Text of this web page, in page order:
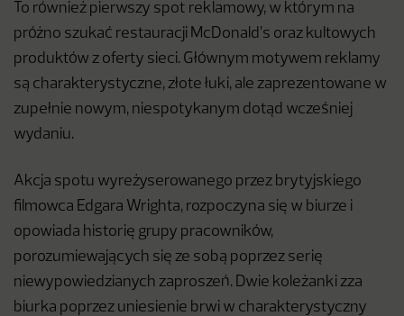
To również pierwszy spot reklamowy, w którym na
próżno szukać restauracji McDonald’s oraz kultowych
produktów z oferty sieci. Głównym motywem reklamy
są charakterystyczne, złote łuki, ale zaprezentowane w
zupełnie nowym, niespotykanym dotąd wcześniej
wydaniu.
Akcja spotu wyreżyserowanego przez brytyjskiego
filmowca Edgara Wrighta, rozpoczyna się w biurze i
opowiada historię grupy pracowników,
porozumiewających się ze sobą poprzez serię
niewypowiedzianych zaproszeń. Dwie koleżanki zza
biurka poprzez uniesienie brwi w charakterystyczny